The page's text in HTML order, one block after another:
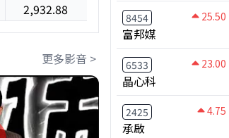
2,932.88
35.9% 2,932.88
更多影音 >
8454 25.50
富邦媒
6533 23.00
晶心科
2425 4.75
承啟